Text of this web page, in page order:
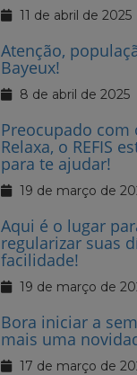
11 de abril de 2025
Atenção,
Bayeux!
8 de abril de 2025
Preocupado com
Relaxa, o REFIS
para te ajudar!
19 de março de
Aqui é o lugar
regularizar suas
facilidade!
19 de março de
Bora iniciar a
mais uma
17 de março de